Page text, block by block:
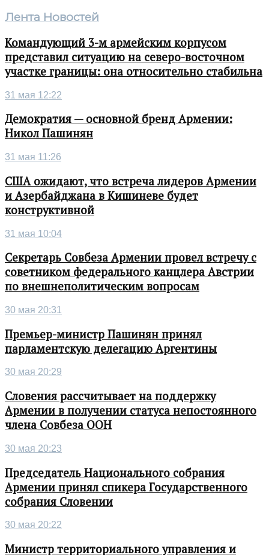
Лента Новостей
Командующий 3-м армейским корпусом
представил ситуацию на северо-восточном
участке границы: она относительно стабильна
31 мая 12:22
Демократия — основной бренд Армении:
Никол Пашинян
31 мая 11:26
США ожидают, что встреча лидеров Армении
и Азербайджана в Кишиневе будет
конструктивной
31 мая 10:04
Секретарь Совбеза Армении провел встречу с
советником федерального канцлера Австрии
по внешнеполитическим вопросам
30 мая 20:31
Премьер-министр Пашинян принял
парламентскую делегацию Аргентины
30 мая 20:29
Словения рассчитывает на поддержку
Армении в получении статуса непостоянного
члена Совбеза ООН
30 мая 20:23
Председатель Национального собрания
Армении принял спикера Государственного
собрания Словении
30 мая 20:22
Министр территориального управления и